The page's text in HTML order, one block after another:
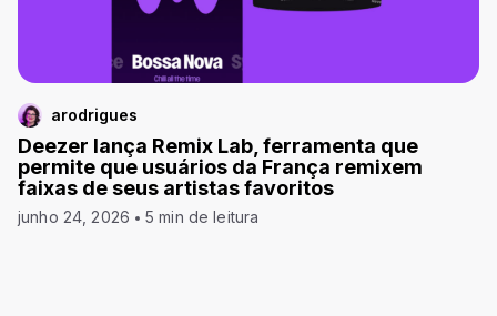
arodrigues
Deezer lança Remix Lab, ferramenta que
permite que usuários da França remixem
faixas de seus artistas favoritos
junho 24, 2026 5 min de leitura